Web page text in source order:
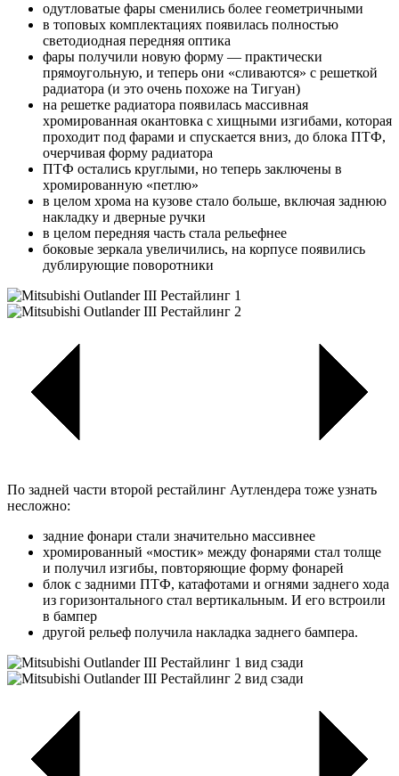
одутловатые фары сменились более геометричными
в топовых комплектациях появилась полностью
светодиодная передняя оптика
фары получили новую форму — практически
прямоугольную, и теперь они «сливаются» с решеткой
радиатора (и это очень похоже на Тигуан)
на решетке радиатора появилась массивная
хромированная окантовка с хищными изгибами, которая
проходит под фарами и спускается вниз, до блока ПТФ,
очерчивая форму радиатора
ПТФ остались круглыми, но теперь заключены в
хромированную «петлю»
в целом хрома на кузове стало больше, включая заднюю
накладку и дверные ручки
в целом передняя часть стала рельефнее
боковые зеркала увеличились, на корпусе появились
дублирующие поворотники
По задней части второй рестайлинг Аутлендера тоже узнать
несложно:
задние фонари стали значительно массивнее
хромированный «мостик» между фонарями стал толще
и получил изгибы, повторяющие форму фонарей
блок с задними ПТФ, катафотами и огнями заднего хода
из горизонтального стал вертикальным. И его встроили
в бампер
другой рельеф получила накладка заднего бампера.